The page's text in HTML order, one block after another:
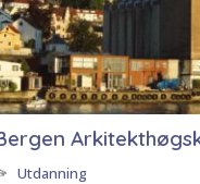
Utdanning